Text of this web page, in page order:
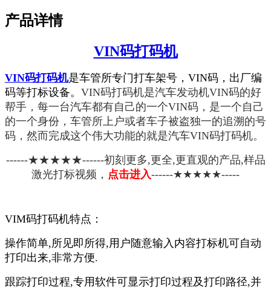
产品详情
VIN码打码机
VIN码打码机是车管所专门打车架号，VIN码，出厂编
码等打标设备。 VIN码打码机是汽车发动机VIN码的好
帮手，每一台汽车都有自己的一个VIN码，是一个自己
的一个身份，车管所上户或者车子被盗独一的追溯的号
码，然而完成这个伟大功能的就是汽车VIN码打码机。
------★★★★★------初刻更多,更全,更直观的产品,样品
激光打标视频， 点击进入------★★★★★-----
VIM码打码机特点：
操作简单,所见即所得,用户随意输入内容打标机可自动
打印出来,非常方便.
跟踪打印过程,专用软件可显示打印过程及打印路径,并